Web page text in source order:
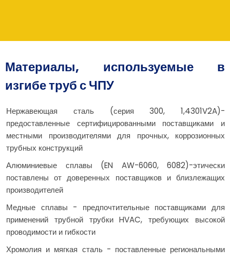
Материалы, используемые в
изгибе труб с ЧПУ
Нержавеющая сталь (серия 300, 1,4301V2A)-
предоставленные сертифицированными поставщиками и
местными производителями для прочных, коррозионных
трубных конструкций
Алюминиевые сплавы (EN AW-6060, 6082)-этически
поставлены от доверенных поставщиков и близлежащих
производителей
Медные сплавы - предпочтительные поставщиками для
применений трубной трубки HVAC, требующих высокой
проводимости и гибкости
Хромолия и мягкая сталь - поставленные региональными